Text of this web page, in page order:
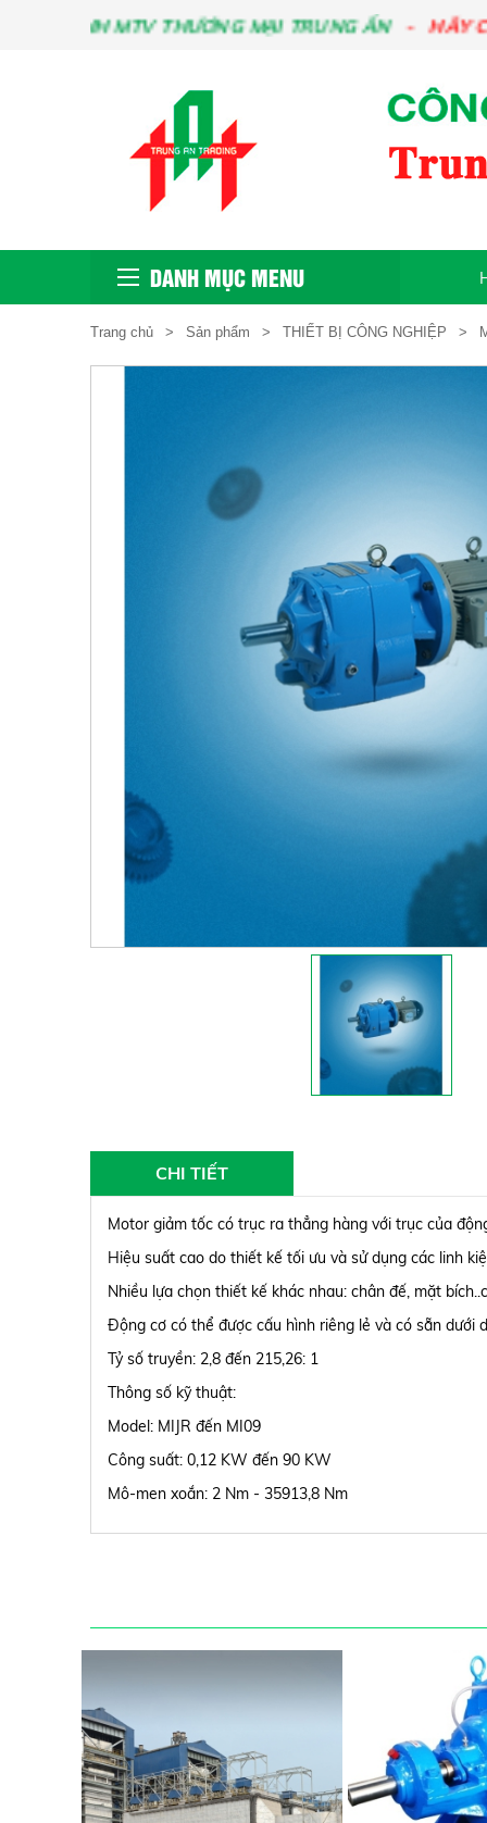
TNHH MTV THƯƠNG MẠI TRUNG ẤN HÃY CHO
DANH MỤC MENU
Trang chủ Sản phẩm THIẾT BỊ CÔNG NGHIỆP
CHI TIẾT
Motor giảm tốc có trục ra thẳng hàng với trục của
Hiệu suất cao do thiết kế tối ưu và sử dụng các linh
Nhiều lựa chọn thiết kế khác nhau: chân đế, mặt
Động cơ có thể được cấu hình riêng lẻ và có sẵn dưới
Tỷ số truyền: 2,8 đến 215,26: 1
Thông số kỹ thuật:
Model: MIJR đến MI09
Công suất: 0,12 KW đến 90 KW
Mô-men xoắn: 2 Nm - 35913,8 Nm